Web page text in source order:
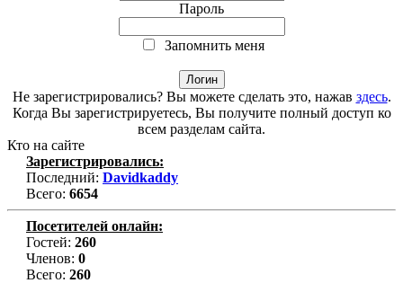
Пароль
Запомнить меня
Не зарегистрировались? Вы можете сделать это, нажав здесь.
Когда Вы зарегистрируетесь, Вы получите полный доступ ко
всем разделам сайта.
Кто на сайте
Зарегистрировались:
Последний: Davidkaddy
Всего: 6654
Посетителей онлайн:
Гостей: 260
Членов: 0
Всего: 260